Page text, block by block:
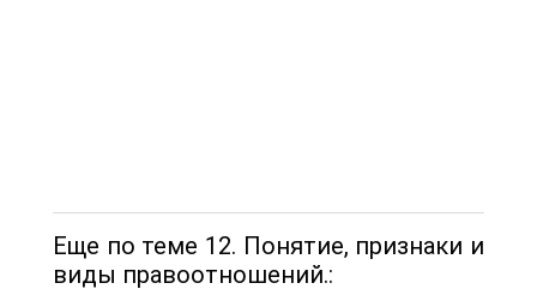
Еще по теме 12. Понятие, признаки и
виды правоотношений.: